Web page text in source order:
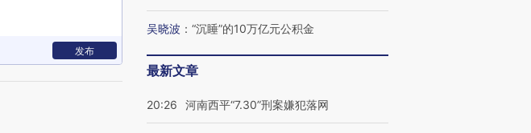
发布
吴晓波 ： “沉睡”的10万亿元公积金
最新文章
20:26 河南西平“7.30”刑案嫌犯落网